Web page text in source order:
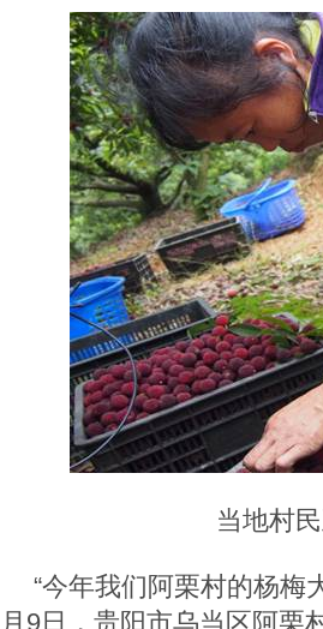
当地村
“今年我们阿栗村的杨梅
月9日，贵阳市乌当区阿栗